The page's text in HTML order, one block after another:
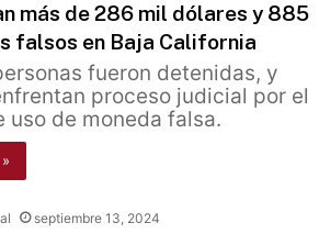
más de 286 mil dólares y 885
falsos en Baja California
fueron detenidas, y
proceso judicial por el
uso de moneda falsa.
septiembre 13, 2024